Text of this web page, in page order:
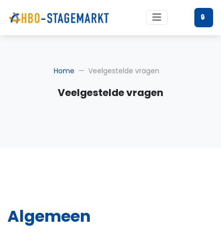
🔒
Home Veelgestelde vragen
Veelgestelde vragen
Algemeen